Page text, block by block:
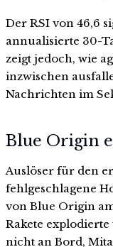
Der RSI von 46,6
annualisierte 30-
zeigt jedoch, wie
inzwischen
Nachrichten im
Blue Origin
Auslöser für den
fehlgeschlagene
von Blue Origin
Rakete explodierte
nicht an Bord,